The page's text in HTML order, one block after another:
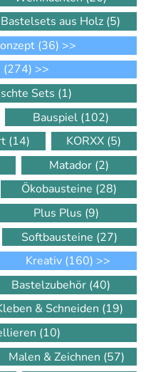
Bastelsets aus Holz (5)
(36) >>
(274) >>
Sets (1)
Bauspiel (102)
(14) KORXX (5)
Matador (2)
Ökobausteine (28)
Plus Plus (9)
Softbausteine (27)
Kreativ (160) >>
Bastelzubehör (40)
& Schneiden (19)
(10)
Malen & Zeichnen (57)